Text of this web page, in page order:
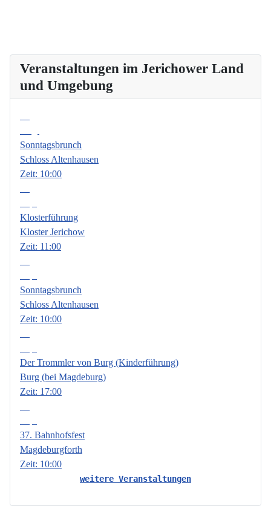
Veranstaltungen im Jerichower Land
und Umgebung
Sonntagsbrunch
Schloss Altenhausen
Zeit: 10:00
Klosterführung
Kloster Jerichow
Zeit: 11:00
Sonntagsbrunch
Schloss Altenhausen
Zeit: 10:00
Der Trommler von Burg (Kinderführung)
Burg (bei Magdeburg)
Zeit: 17:00
37. Bahnhofsfest
Magdeburgforth
Zeit: 10:00
weitere Veranstaltungen